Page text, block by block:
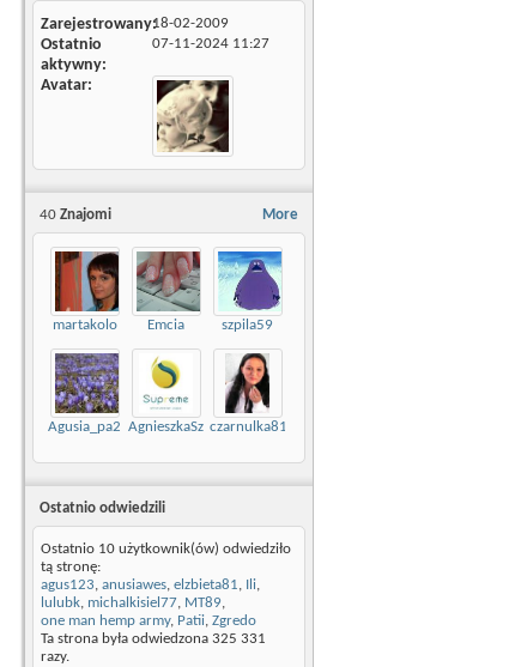
Zarejestrowany18-02-2009
Ostatnio
aktywny
07-11-2024 11:27
Avatar
More
40 Znajomi
martakolo Emcia szpila59
Agusia_pa2 AgnieszkaSzalpukczarnulka81
Ostatnio odwiedzili
Ostatnio 10 użytkownik(ów) odwiedziło
tą stronę:
agus123, anusiawes, elzbieta81, Ili,
lulubk, michalkisiel77, MT89,
one man hemp army, Patii, Zgredo
Ta strona była odwiedzona 325 331
razy.